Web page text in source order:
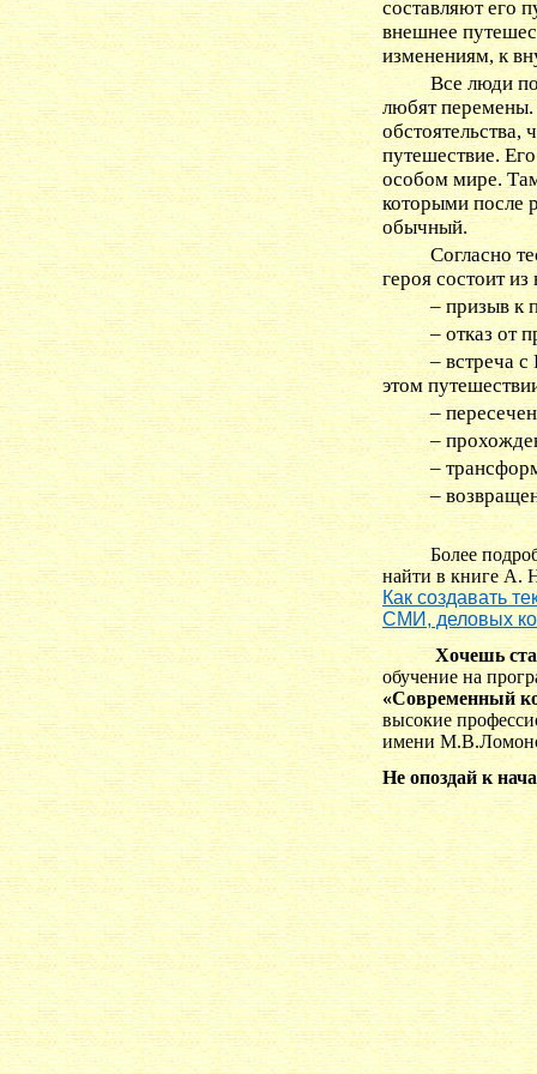
составляют его
внешнее
изменениям, к
Все люди
любят перемены.
обстоятельства,
путешествие.
особом мире.
которыми после
обычный.
Согласно
героя состоит
– призыв к
– отказ от
– встреча
этом
–
–
–
–
Более
найти в книге А.
Как создавать
СМИ, деловых
Хочешь
обучение на
«Современный
высокие
имени
Не опоздай к